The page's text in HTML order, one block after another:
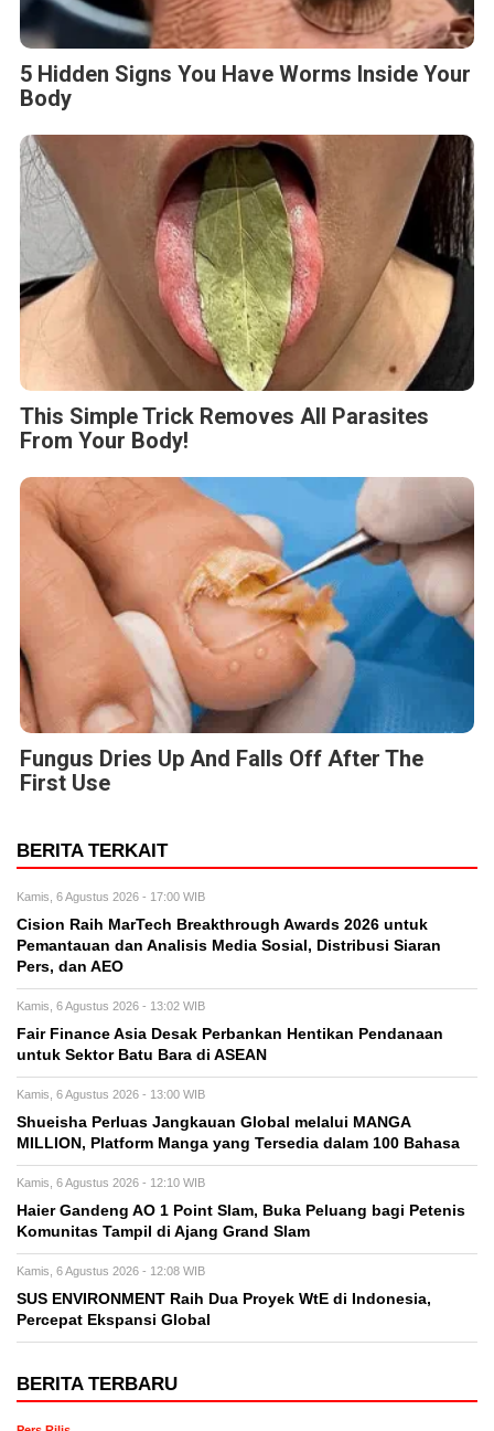
5 Hidden Signs You Have Worms Inside Your
Body
This Simple Trick Removes All Parasites
From Your Body!
Fungus Dries Up And Falls Off After The
First Use
BERITA TERKAIT
Kamis, 6 Agustus 2026 - 17:00 WIB
Cision Raih MarTech Breakthrough Awards 2026 untuk
Pemantauan dan Analisis Media Sosial, Distribusi Siaran
Pers, dan AEO
Kamis, 6 Agustus 2026 - 13:02 WIB
Fair Finance Asia Desak Perbankan Hentikan Pendanaan
untuk Sektor Batu Bara di ASEAN
Kamis, 6 Agustus 2026 - 13:00 WIB
Shueisha Perluas Jangkauan Global melalui MANGA
MILLION, Platform Manga yang Tersedia dalam 100 Bahasa
Kamis, 6 Agustus 2026 - 12:10 WIB
Haier Gandeng AO 1 Point Slam, Buka Peluang bagi Petenis
Komunitas Tampil di Ajang Grand Slam
Kamis, 6 Agustus 2026 - 12:08 WIB
SUS ENVIRONMENT Raih Dua Proyek WtE di Indonesia,
Percepat Ekspansi Global
BERITA TERBARU